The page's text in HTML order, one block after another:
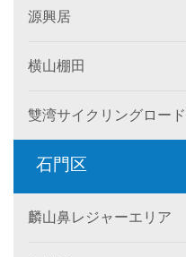
源興居
横山棚田
雙湾サイクリングロード
石門区
麟山鼻レジャーエリア